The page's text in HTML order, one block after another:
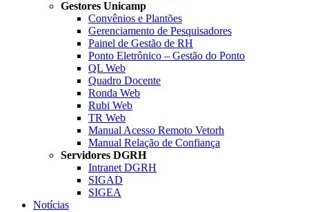
Gestores Unicamp
Convênios e Plantões
Gerenciamento de Pesquisadores
Painel de Gestão de RH
Ponto Eletrônico – Gestão do Ponto
QL Web
Quadro Docente
Ronda Web
Rubi Web
TR Web
Manual Acesso Remoto Vetorh
Manual Relação de Confiança
Servidores DGRH
Intranet DGRH
SIGAD
SIGEA
Notícias